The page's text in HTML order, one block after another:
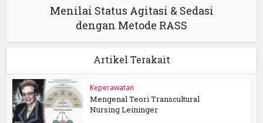
Menilai Status Agitasi & Sedasi
dengan Metode RASS
Artikel Terakait
Keperawatan
Mengenal Teori Transcultural
Nursing Leininger